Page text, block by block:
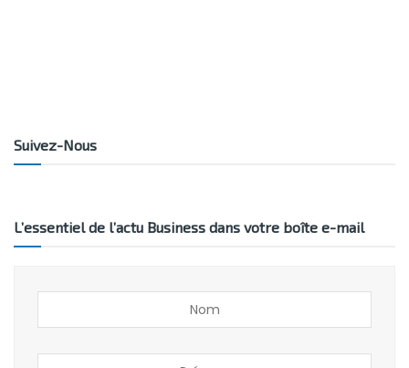
Suivez-Nous
L’essentiel de l’actu Business dans votre boîte e-mail